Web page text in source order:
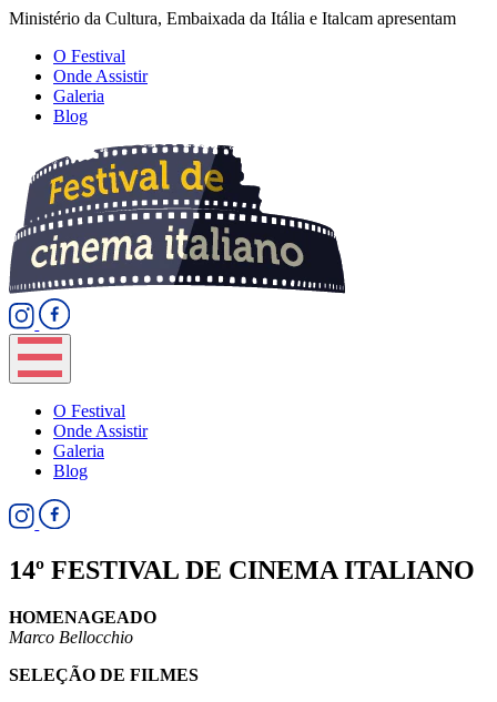
Ministério da Cultura, Embaixada da Itália e Italcam apresentam
O Festival
Onde Assistir
Galeria
Blog
O Festival
Onde Assistir
Galeria
Blog
14º FESTIVAL DE CINEMA ITALIANO
HOMENAGEADO
Marco Bellocchio
SELEÇÃO DE FILMES